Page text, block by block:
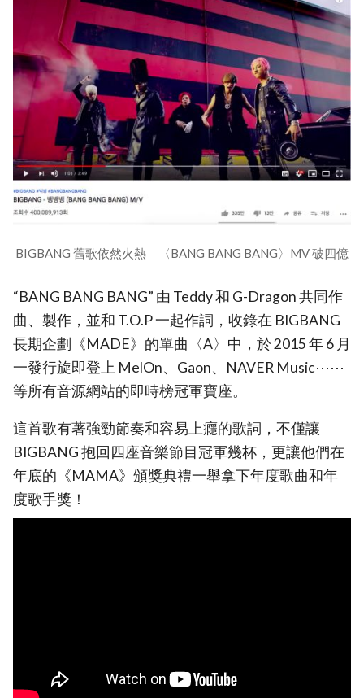
BIGBANG 舊歌依然火熱 〈BANG BANG BANG〉MV 破四億
“BANG BANG BANG” 由 Teddy 和 G-Dragon 共同作
曲、製作，並和 T.O.P 一起作詞，收錄在 BIGBANG
長期企劃《MADE》的單曲〈A〉中，於 2015 年 6 月
一發行旋即登上 MelOn、Gaon、NAVER Music⋯⋯
等所有音源網站的即時榜冠軍寶座。
這首歌有著強勁節奏和容易上癮的歌詞，不僅讓
BIGBANG 抱回四座音樂節目冠軍幾杯，更讓他們在
年底的《MAMA》頒獎典禮一舉拿下年度歌曲和年
度歌手獎！